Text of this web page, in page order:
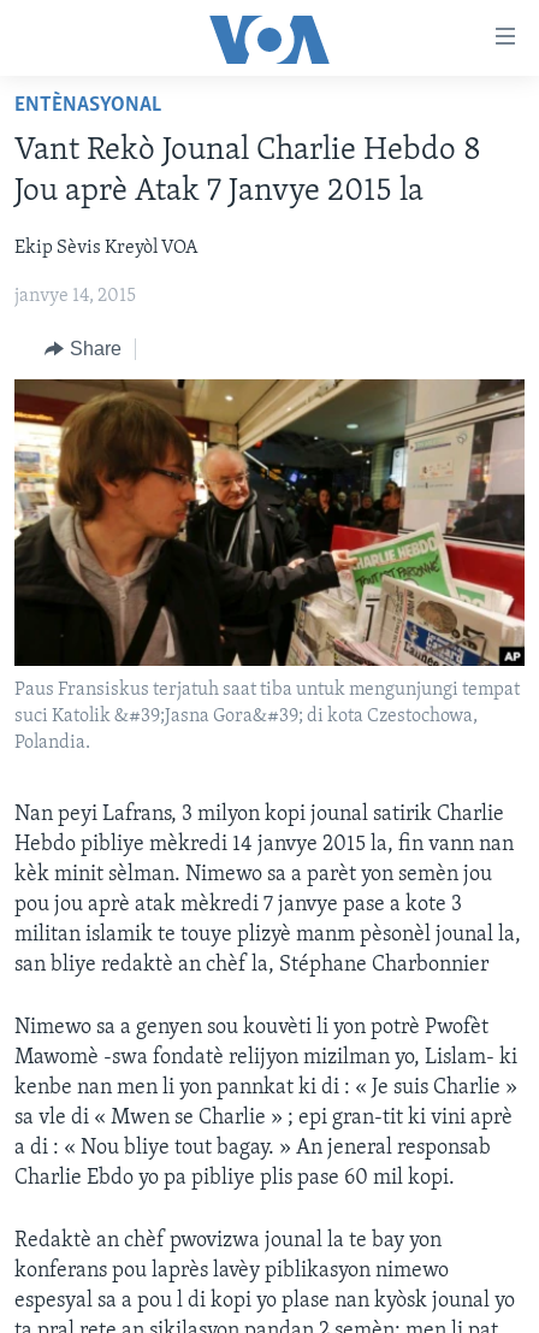
Skip
main
content
to
Navigation
Search
LÈZETAZINI
AMERIK LATIN
ENTÈNASYONAL
VIDEO
FLASHPOINT IKRÈN
Learning English
SUIV NOU
Languages
ENTÈNASYONAL
Vant Rekò Jounal Charlie Hebdo 8
Jou aprè Atak 7 Janvye 2015 la
Ekip Sèvis Kreyòl VOA
janvye 14, 2015
Share
Paus Fransiskus terjatuh saat tiba untuk mengunjungi tempat
suci Katolik &#39;Jasna Gora&#39; di kota Czestochowa,
Polandia.
Nan peyi Lafrans, 3 milyon kopi jounal satirik Charlie
Hebdo pibliye mèkredi 14 janvye 2015 la, fin vann nan
kèk minit sèlman. Nimewo sa a parèt yon semèn jou
pou jou aprè atak mèkredi 7 janvye pase a kote 3
militan islamik te touye plizyè manm pèsonèl jounal la,
san bliye redaktè an chèf la, Stéphane Charbonnier
Nimewo sa a genyen sou kouvèti li yon potrè Pwofèt
Mawomè -swa fondatè relijyon mizilman yo, Lislam- ki
kenbe nan men li yon pannkat ki di : « Je suis Charlie »
sa vle di « Mwen se Charlie » ; epi gran-tit ki vini aprè
a di : « Nou bliye tout bagay. » An jeneral responsab
Charlie Ebdo yo pa pibliye plis pase 60 mil kopi.
Redaktè an chèf pwovizwa jounal la te bay yon
konferans pou laprès lavèy piblikasyon nimewo
espesyal sa a pou l di kopi yo plase nan kyòsk jounal yo